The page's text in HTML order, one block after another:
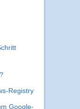
Registry
Google-